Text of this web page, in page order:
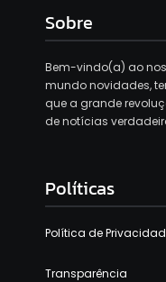
Sobre
Bem-vindo(a) ao
mundo novidades,
que a grande
de notícias
Políticas
Política de
Transparência